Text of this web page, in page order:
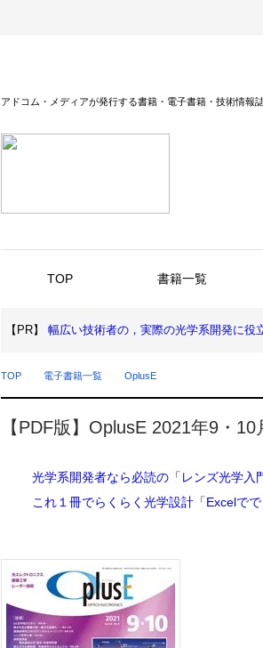
アドコム・メディアが発行する書籍・電子書籍・技術情報
TOP 書籍一覧
【PR】 幅広い技術者の，実際の光学系開発に役
TOP 電子書籍一覧 OplusE
【PDF版】OplusE 2021年9・
光学系開発者なら必読の「レンズ光学入
これ１冊でらくらく光学設計「Excelでで